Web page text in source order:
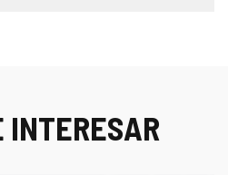
INTERESAR